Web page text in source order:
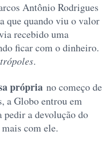
Antônio Rodrigues
que quando viu o valor
recebido uma
ficar com o dinheiro.
.
própria no começo de
a Globo entrou em
pedir a devolução do
com ele.